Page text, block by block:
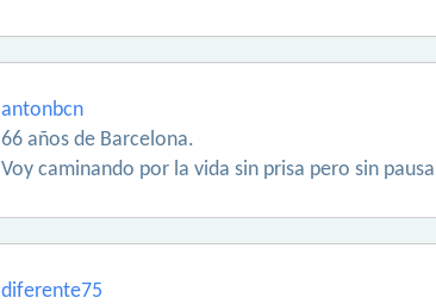
antonbcn
66 años de Barcelona.
Voy caminando por la vida sin prisa pero sin pausa
diferente75